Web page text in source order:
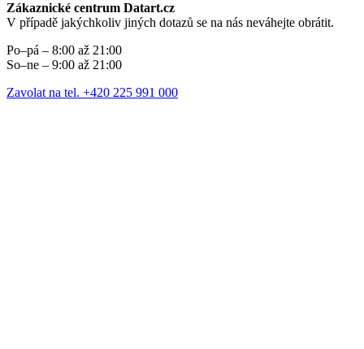
Zákaznické centrum Datart.cz
V případě jakýchkoliv jiných dotazů se na nás neváhejte obrátit.
Po–pá – 8:00 až 21:00
So–ne – 9:00 až 21:00
Zavolat na tel. +420 225 991 000